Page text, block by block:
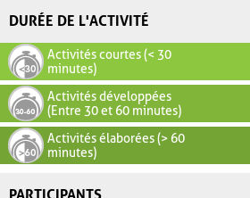
DURÉE DE L'ACTIVITÉ
Activités courtes (< 30
minutes)
Activités développées
(Entre 30 et 60 minutes)
Activités élaborées (> 60
minutes)